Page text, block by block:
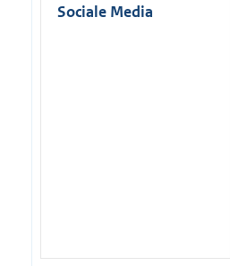
Sociale Media